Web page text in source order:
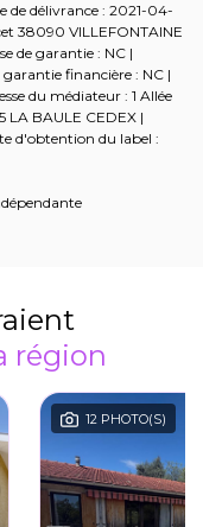
de délivrance : 2021-04-
38090 VILLEFONTAINE
de garantie : NC |
garantie financière : NC |
du médiateur : 1 Allée
LA BAULE CEDEX |
d'obtention du label :
région
12 PHOTO(S)